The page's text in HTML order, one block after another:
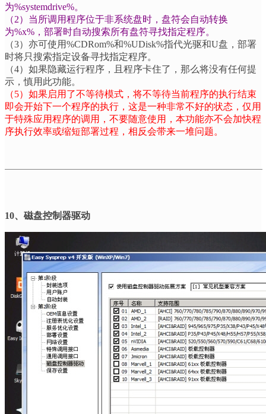
为%systemdrive%。
（2）当所调用程序位于非系统盘时，盘符会自动转换
为%x% ，部署时自动搜索所有盘符寻找指定程序。
（3）亦可使用%CDRom%和%UDisk%指代光驱和U盘，部署
时将只搜索指定设备寻找指定程序。
（4）如果隐藏运行程序，且程序卡住了，那么将没有任何提
示，慎用此功能。
（5）如果启用了不等待模式，将不等待当前程序的执行结束
即会开始下一个程序的执行，这是一种非常不好的状态，仅用
于特殊应用程序的调用，不要随意使用，本功能亦不会加快程
序执行效率或缩短部署过程，相反会带来一堆问题。
10、磁盘控制器驱动